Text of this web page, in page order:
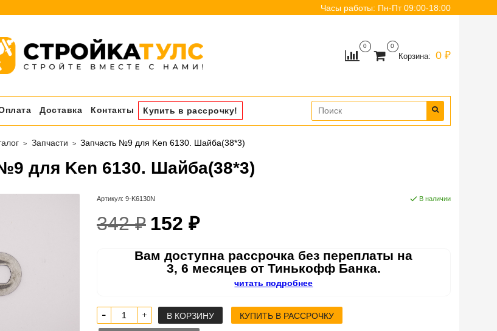
Часы работы: Пн-Пт 09:00-18:00
0 0
Корзина: 0 ₽
Доставка Контакты Купить в рассрочку!
Запчасти Запчасть №9 для Ken 6130. Шайба(38*3)
для Ken 6130. Шайба(38*3)
Артикул: 9-K6130N В наличии
342 ₽ 152 ₽
Вам доступна рассрочка без переплаты на
3, 6 месяцев от Тинькофф Банка.
читать подробнее
В КОРЗИНУ КУПИТЬ В РАССРОЧКУ